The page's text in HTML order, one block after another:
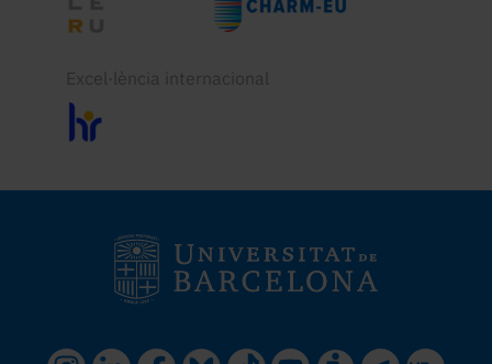
Excel·lència internacional